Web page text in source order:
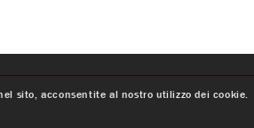
sito, acconsentite al nostro utilizzo dei cookie.